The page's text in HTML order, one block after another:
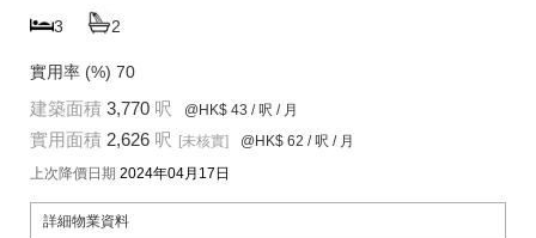
3 2
實用率 (%) 70
建築面積 3,770 呎 @HK$ 43 / 呎 / 月
實用面積 2,626 呎 [未核實] @HK$ 62 / 呎 / 月
上次降價日期 2024年04月17日
詳細物業資料